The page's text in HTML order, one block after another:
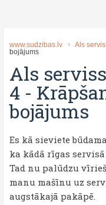
www.sudzibas.lv Als
bojājums
Als
4 -
bojājums
Es kā sieviete
ka kādā rīgas
Tad nu palūdzu
manu mašīnu uz
augstākajā pakāpē.